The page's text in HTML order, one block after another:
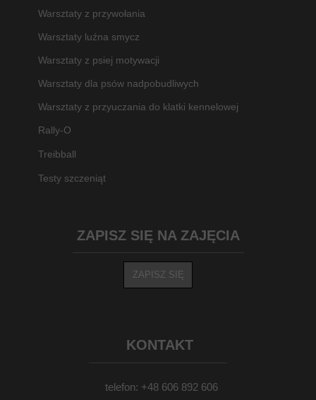
ZAPISZ SIĘ NA ZAJĘCIA
ZAPISZ SIĘ
Warsztaty z przyuczania do klatki kennelowej
Warsztaty dla psów nadpobudliwych
Warsztaty z psiej motywacji
telefon: +48 606 892 606
Warsztaty z przywołania
Warsztaty luźna smycz
KONTAKT
Testy szczeniąt
Rally-O
Treibball